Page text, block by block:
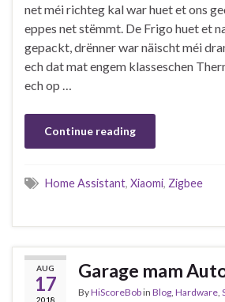
net méi richteg kal war huet et ons
eppes net stëmmt. De Frigo huet et
gepackt, drënner war näischt méi
ech dat mat engem klasseschen
ech op …
Continue reading
Home Assistant, Xiaomi, Zigbee
AUG
17
2018
Garage mam
ByHiScoreBobin Blog Hardware